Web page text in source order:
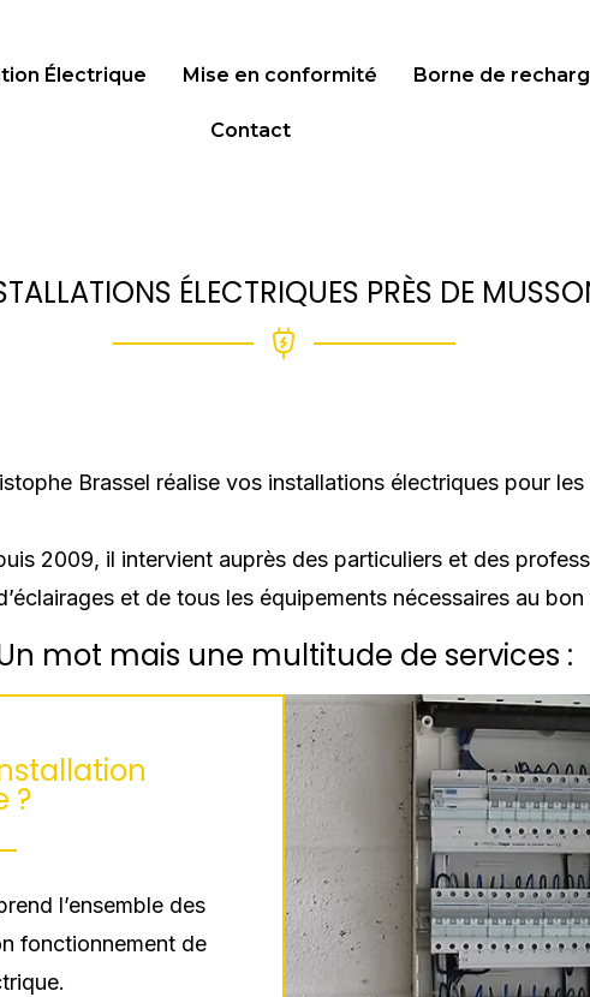
Électrique Mise en conformité Borne de
Contact
ÉLECTRIQUES PRÈS DE
Brassel réalise vos installations électriques pour
2009, il intervient auprès des particuliers et des
et de tous les équipements nécessaires au
mot mais une multitude de services :
?
l’ensemble des
fonctionnement de